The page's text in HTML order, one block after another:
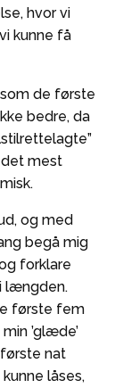
hvor vi
kunne få
de første
bedre, da
mest
og med
begå mig
forklare
længden.
første fem
’glæde’
nat
låses,